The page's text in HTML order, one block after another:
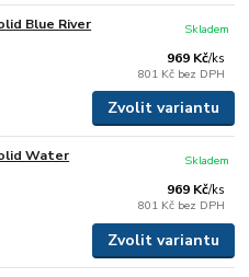
Blue River
969 Kč/ks
801 Kč bez DPH
Skladem
Zvolit variantu
Water
969 Kč/ks
801 Kč bez DPH
Skladem
Zvolit variantu